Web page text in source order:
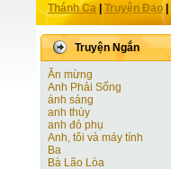
Thánh Ca Truyện Ðạo|
Truyện Ngắn
Ăn mừng
Anh Phải Sống
ánh sáng
anh thùy
anh đỏ phụ
Anh, tôi và máy tính
Ba
Bà Lão Lòa